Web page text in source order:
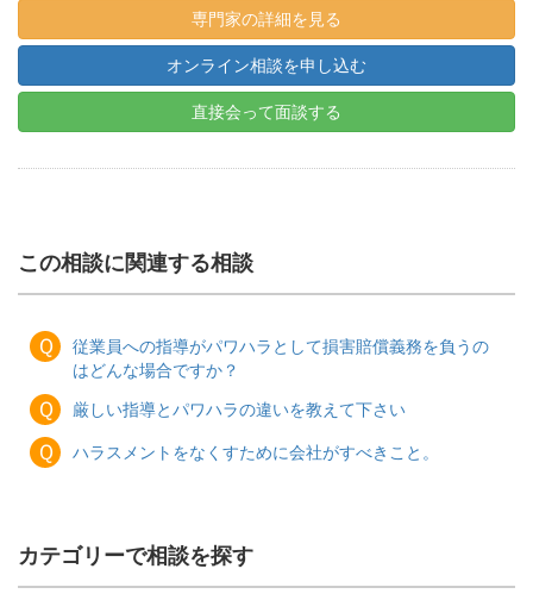
専門家の詳細を見る
オンライン相談を申し込む
直接会って面談する
この相談に関連する相談
Ｑ
従業員への指導がパワハラとして損害賠償義務を負うの
はどんな場合ですか？
Ｑ 厳しい指導とパワハラの違いを教えて下さい
Ｑ ハラスメントをなくすために会社がすべきこと。
カテゴリーで相談を探す